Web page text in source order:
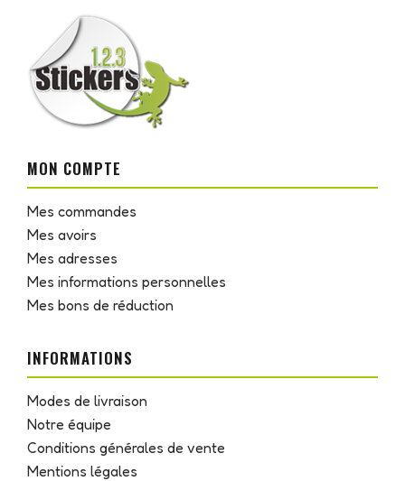
MON COMPTE
Mes commandes
Mes avoirs
Mes adresses
Mes informations personnelles
Mes bons de réduction
INFORMATIONS
Modes de livraison
Notre équipe
Conditions générales de vente
Mentions légales